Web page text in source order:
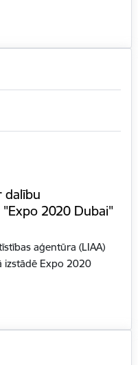
dalību
2020 Dubai"
aģentūra (LIAA)
izstādē Expo 2020